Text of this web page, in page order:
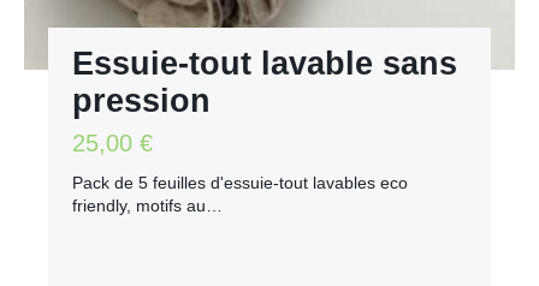
Essuie-tout lavable sans
pression
25,00€
Pack de 5 feuilles d'essuie-tout lavables eco
friendly, motifs au…